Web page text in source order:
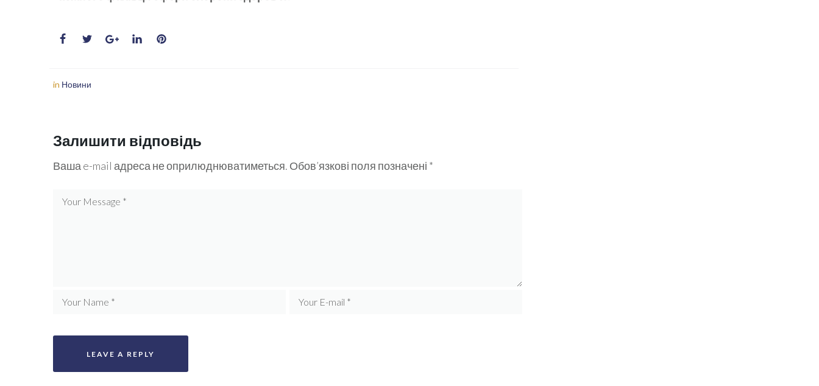
in Новини
Залишити відповідь
Ваша e-mail адреса не оприлюднюватиметься. Обов’язкові поля позначені *